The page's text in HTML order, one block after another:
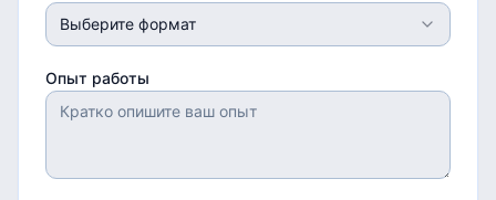
Выберите формат
Опыт работы